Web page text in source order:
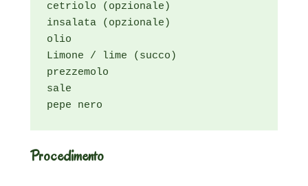
cetriolo (opzionale)
insalata (opzionale)
olio
Limone / lime (succo)
prezzemolo
sale
pepe nero
Procedimento